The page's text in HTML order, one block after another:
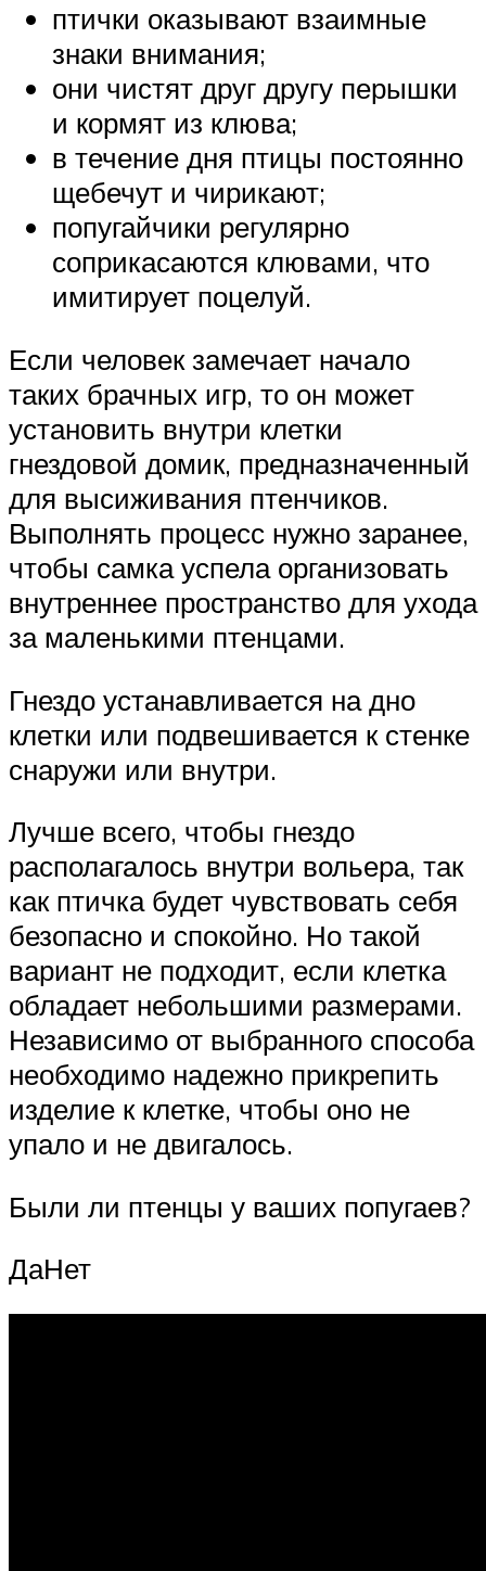
птички оказывают взаимные
знаки внимания;
они чистят друг другу перышки
и кормят из клюва;
в течение дня птицы постоянно
щебечут и чирикают;
попугайчики регулярно
соприкасаются клювами, что
имитирует поцелуй.
Если человек замечает начало
таких брачных игр, то он может
установить внутри клетки
гнездовой домик, предназначенный
для высиживания птенчиков.
Выполнять процесс нужно заранее,
чтобы самка успела организовать
внутреннее пространство для ухода
за маленькими птенцами.
Гнездо устанавливается на дно
клетки или подвешивается к стенке
снаружи или внутри.
Лучше всего, чтобы гнездо
располагалось внутри вольера, так
как птичка будет чувствовать себя
безопасно и спокойно. Но такой
вариант не подходит, если клетка
обладает небольшими размерами.
Независимо от выбранного способа
необходимо надежно прикрепить
изделие к клетке, чтобы оно не
упало и не двигалось.
Были ли птенцы у ваших попугаев?
ДаНет